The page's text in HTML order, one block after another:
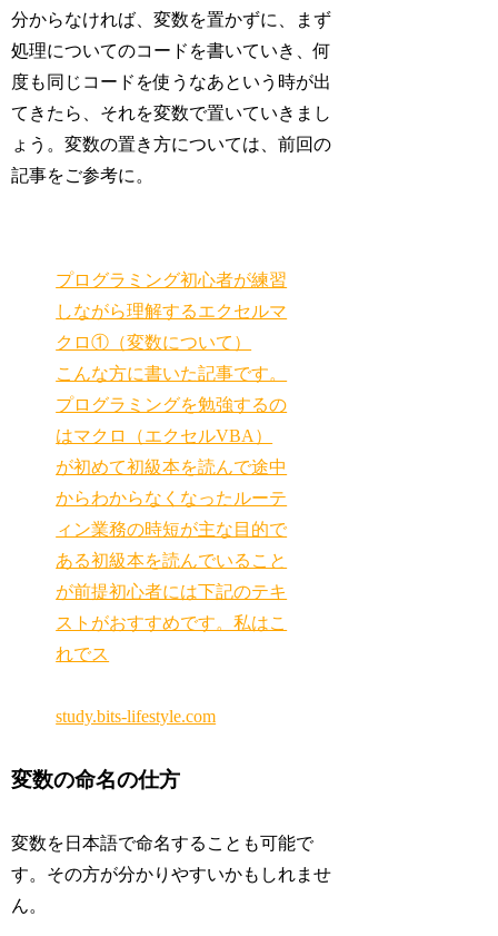
分からなければ、変数を置かずに、まず
処理についてのコードを書いていき、何
度も同じコードを使うなあという時が出
てきたら、それを変数で置いていきまし
ょう。変数の置き方については、前回の
記事をご参考に。
プログラミング初心者が練習
しながら理解するエクセルマ
クロ①（変数について）
こんな方に書いた記事です。
プログラミングを勉強するの
はマクロ（エクセルVBA）
が初めて初級本を読んで途中
からわからなくなったルーテ
ィン業務の時短が主な目的で
ある初級本を読んでいること
が前提初心者には下記のテキ
ストがおすすめです。私はこ
れでス
study.bits-lifestyle.com
変数の命名の仕方
変数を日本語で命名することも可能で
す。その方が分かりやすいかもしれませ
ん。